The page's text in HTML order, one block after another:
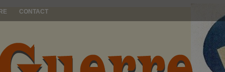
CONTACT